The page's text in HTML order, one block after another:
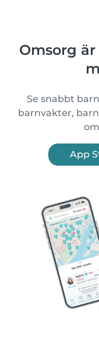
Omsorg
Se snabbt
barnvakter,
App